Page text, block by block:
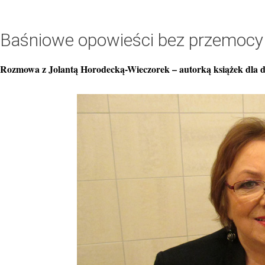
Baśniowe opowieści bez
Rozmowa z Jolantą Horodecką-Wieczorek – autorką książek dla